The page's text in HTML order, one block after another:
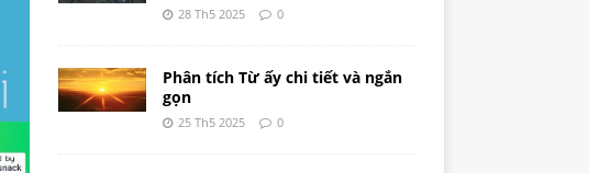
28 Th5 2025 0
Phân tích Từ ấy chi tiết và ngắn
gọn
25 Th5 2025 0